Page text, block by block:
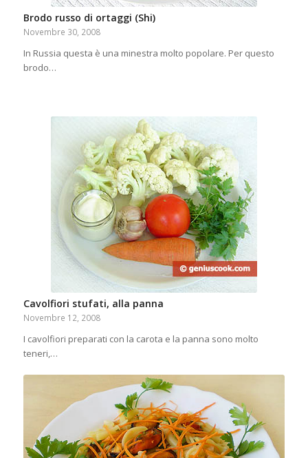
Brodo russo di ortaggi (Shi)
Novembre 30, 2008
In Russia questa è una minestra molto popolare. Per questo
brodo…
Cavolfiori stufati, alla panna
Novembre 12, 2008
I cavolfiori preparati con la carota e la panna sono molto
teneri,…